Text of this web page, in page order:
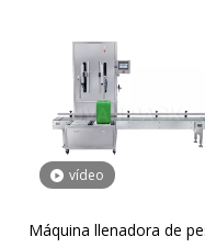
vídeo
Máquina llenadora de